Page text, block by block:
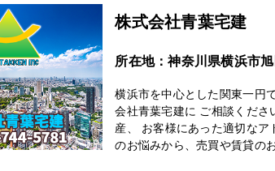
株式会社青葉宅建
所在地：神奈川県横浜市
横浜市を中心とした関東一円
会社青葉宅建に ご相談くだ
産、 お客様にあった適切な
のお悩みから、売買や賃貸の